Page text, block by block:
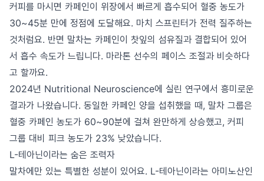
커피를 마시면 카페인이 위장에서 빠르게 흡수되어 혈중 농도가
30~45분 만에 정점에 도달해요. 마치 스프린터가 전력 질주하는
것처럼요. 반면 말차는 카페인이 찻잎의 섬유질과 결합되어 있어
서 흡수 속도가 느립니다. 마라톤 선수의 페이스 조절과 비슷하다
고 할까요.
2024년 Nutritional Neuroscience에 실린 연구에서 흥미로운
결과가 나왔습니다. 동일한 카페인 양을 섭취했을 때, 말차 그룹은
혈중 카페인 농도가 60~90분에 걸쳐 완만하게 상승했고, 커피
그룹 대비 피크 농도가 23% 낮았습니다.
L-테아닌이라는 숨은 조력자
말차에만 있는 특별한 성분이 있어요. L-테아닌이라는 아미노산인